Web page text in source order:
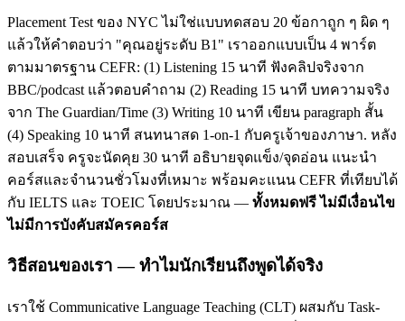
Placement Test ของ NYC ไม่ใช่แบบทดสอบ 20 ข้อกาถูก ๆ ผิด ๆ
แล้วให้คำตอบว่า "คุณอยู่ระดับ B1" เราออกแบบเป็น 4 พาร์ต
ตามมาตรฐาน CEFR: (1) Listening 15 นาที ฟังคลิปจริงจาก
BBC/podcast แล้วตอบคำถาม (2) Reading 15 นาที บทความจริง
จาก The Guardian/Time (3) Writing 10 นาที เขียน paragraph สั้น
(4) Speaking 10 นาที สนทนาสด 1-on-1 กับครูเจ้าของภาษา. หลัง
สอบเสร็จ ครูจะนัดคุย 30 นาที อธิบายจุดแข็ง/จุดอ่อน แนะนำ
คอร์สและจำนวนชั่วโมงที่เหมาะ พร้อมคะแนน CEFR ที่เทียบได้
กับ IELTS และ TOEIC โดยประมาณ — ทั้งหมดฟรี ไม่มีเงื่อนไข
ไม่มีการบังคับสมัครคอร์ส
วิธีสอนของเรา — ทำไมนักเรียนถึงพูดได้จริง
เราใช้ Communicative Language Teaching (CLT) ผสมกับ Task-